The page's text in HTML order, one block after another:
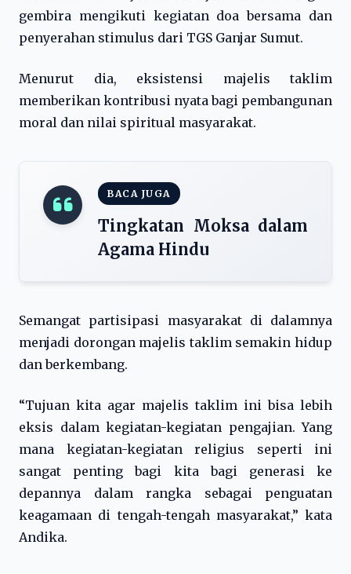
gembira mengikuti kegiatan doa bersama dan
penyerahan stimulus dari TGS Ganjar Sumut.
Menurut dia, eksistensi majelis taklim
memberikan kontribusi nyata bagi pembangunan
moral dan nilai spiritual masyarakat.
BACA JUGA
Tingkatan Moksa dalam
Agama Hindu
Semangat partisipasi masyarakat di dalamnya
menjadi dorongan majelis taklim semakin hidup
dan berkembang.
“Tujuan kita agar majelis taklim ini bisa lebih
eksis dalam kegiatan-kegiatan pengajian. Yang
mana kegiatan-kegiatan religius seperti ini
sangat penting bagi kita bagi generasi ke
depannya dalam rangka sebagai penguatan
keagamaan di tengah-tengah masyarakat,” kata
Andika.